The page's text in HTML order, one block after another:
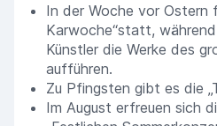
In der Woche vor Ostern
Karwoche“statt,
Künstler die Werke des
aufführen.
Zu Pfingsten gibt es die
Im August erfreuen sich